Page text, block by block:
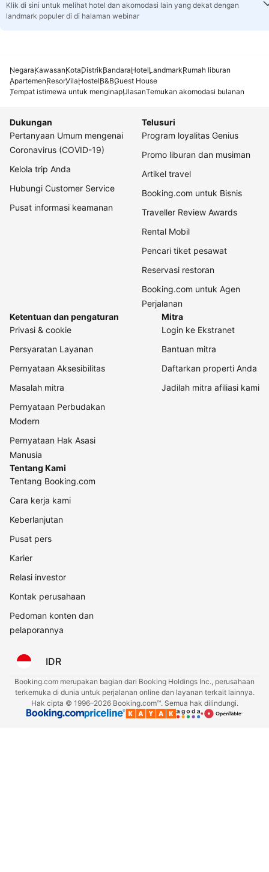
Klik di sini untuk melihat hotel dan akomodasi lain yang dekat dengan
landmark populer di di halaman webinar
NegaraKawasanKotaDistrikBandaraHotelLandmarkRumah liburan
ApartemenResorVilaHostelB&BGuest House
Tempat istimewa untuk menginapUlasanTemukan akomodasi bulanan
Dukungan
Pertanyaan Umum mengenai
Coronavirus (COVID-19)
Kelola trip Anda
Hubungi Customer Service
Pusat informasi keamanan
Telusuri
Program loyalitas Genius
Promo liburan dan musiman
Artikel travel
Booking.com untuk Bisnis
Traveller Review Awards
Rental Mobil
Pencari tiket pesawat
Reservasi restoran
Booking.com untuk Agen
Perjalanan
Ketentuan dan pengaturan
Privasi & cookie
Persyaratan Layanan
Pernyataan Aksesibilitas
Masalah mitra
Pernyataan Perbudakan
Modern
Pernyataan Hak Asasi
Manusia
Mitra
Login ke Ekstranet
Bantuan mitra
Daftarkan properti Anda
Jadilah mitra afiliasi kami
Tentang Kami
Tentang Booking.com
Cara kerja kami
Keberlanjutan
Pusat pers
Karier
Relasi investor
Kontak perusahaan
Pedoman konten dan
pelaporannya
IDR
Booking.com merupakan bagian dari Booking Holdings Inc., perusahaan
terkemuka di dunia untuk perjalanan online dan layanan terkait lainnya.
Hak cipta © 1996–2026 Booking.com™. Semua hak dilindungi.